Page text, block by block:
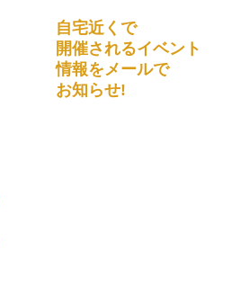
自宅近くで
開催されるイベント
情報をメールで
お知らせ!